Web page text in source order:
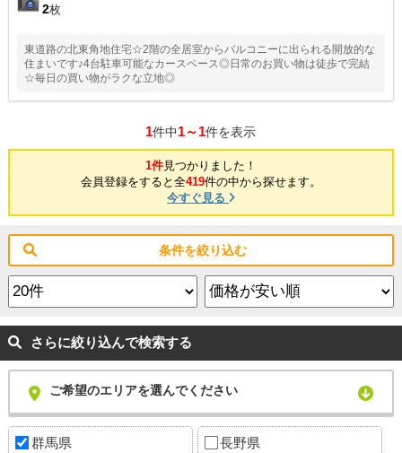
2枚
東道路の北東角地住宅☆2階の全居室からバルコニーに出られる開放的な
住まいです♪4台駐車可能なカースペース◎日常のお買い物は徒歩で完結
☆毎日の買い物がラクな立地◎
1件中1～1件を表示
1件見つかりました！
会員登録をすると全419件の中から探せます。
今すぐ見る
条件を絞り込む
さらに絞り込んで検索する
ご希望のエリアを選んでください
群馬県 長野県